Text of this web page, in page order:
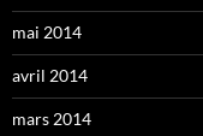
mai 2014
avril 2014
mars 2014